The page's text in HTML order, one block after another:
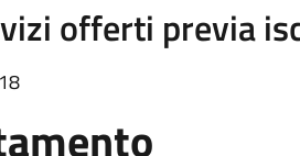
offerti previa